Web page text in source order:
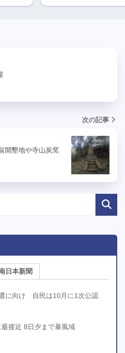
次の記事
開墾地や寺山炭窯
日本新聞
に向け 自民は10月に1次公認
接近 8日夕まで暴風域